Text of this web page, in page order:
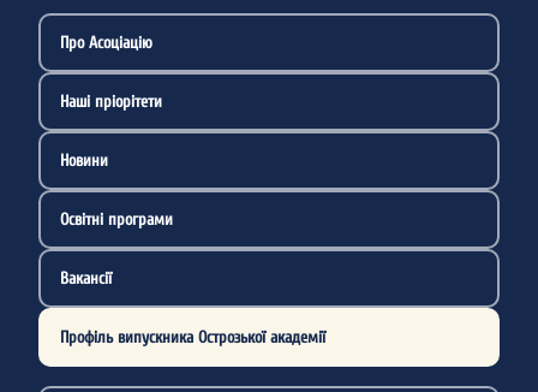
Про Асоціацію
Наші пріорітети
Новини
Освітні програми
Вакансії
Профіль випускника Острозької академії